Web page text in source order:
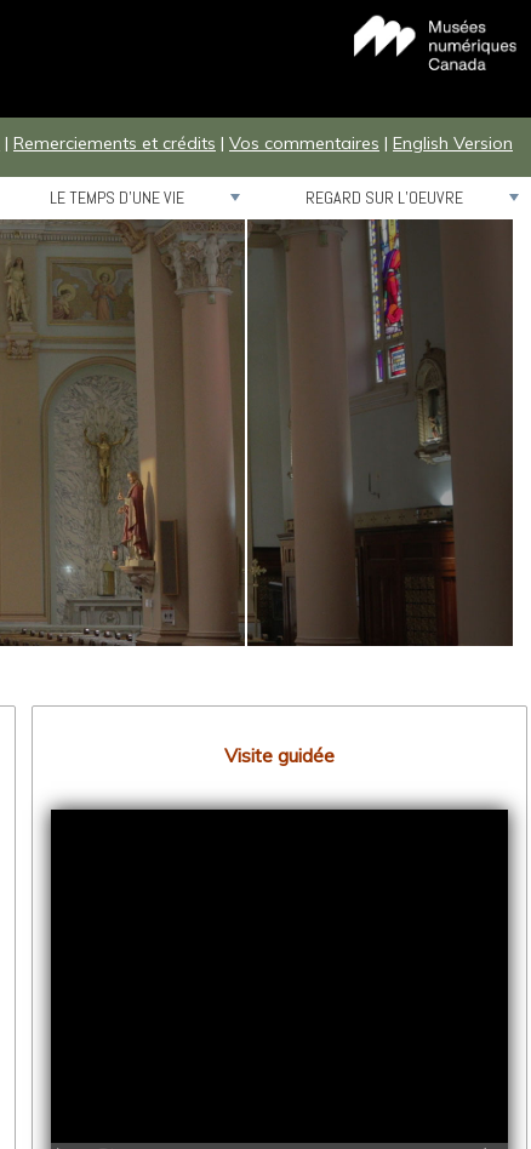
| Remerciements et crédits | Vos commentaires | English Version
LE TEMPS D’UNE VIE REGARD SUR L’OEUVRE
Visite guidée